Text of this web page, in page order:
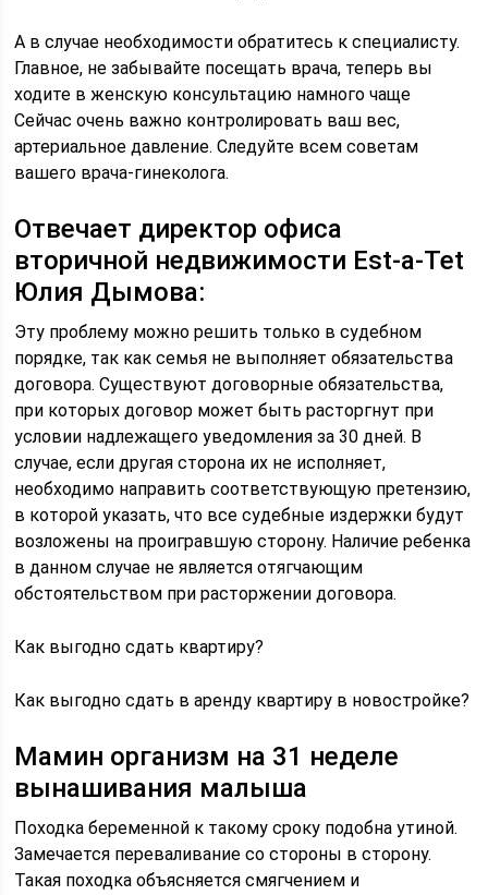
А в случае необходимости обратитесь к специалисту.
Главное, не забывайте посещать врача, теперь вы
ходите в женскую консультацию намного чаще
Сейчас очень важно контролировать ваш вес,
артериальное давление. Следуйте всем советам
вашего врача-гинеколога.
Отвечает директор офиса
вторичной недвижимости Est-a-Tet
Юлия Дымова:
Эту проблему можно решить только в судебном
порядке, так как семья не выполняет обязательства
договора. Существуют договорные обязательства,
при которых договор может быть расторгнут при
условии надлежащего уведомления за 30 дней. В
случае, если другая сторона их не исполняет,
необходимо направить соответствующую претензию,
в которой указать, что все судебные издержки будут
возложены на проигравшую сторону. Наличие ребенка
в данном случае не является отягчающим
обстоятельством при расторжении договора.
Как выгодно сдать квартиру?
Как выгодно сдать в аренду квартиру в новостройке?
Мамин организм на 31 неделе
вынашивания малыша
Походка беременной к такому сроку подобна утиной.
Замечается переваливание со стороны в сторону.
Такая походка объясняется смягчением и